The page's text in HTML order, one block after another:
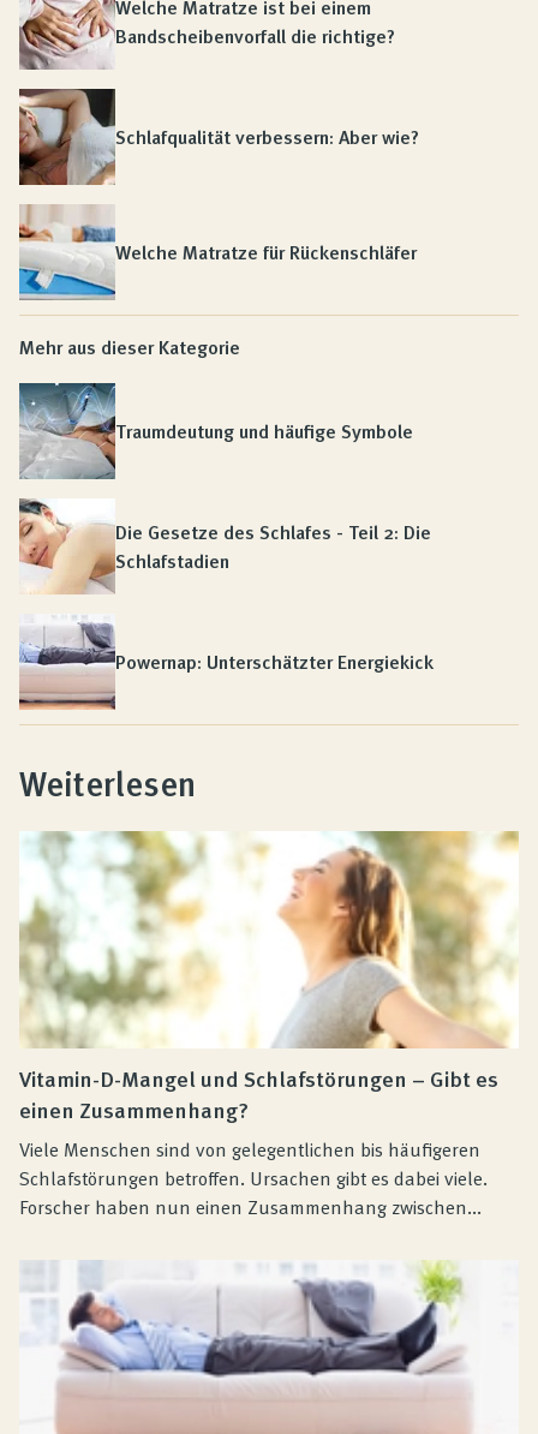
Welche Matratze ist bei einem
Bandscheibenvorfall die richtige?
Schlafqualität verbessern: Aber wie?
Welche Matratze für Rückenschläfer
Mehr aus dieser Kategorie
Traumdeutung und häufige Symbole
Die Gesetze des Schlafes - Teil 2: Die
Schlafstadien
Powernap: Unterschätzter Energiekick
Weiterlesen
Vitamin-D-Mangel und Schlafstörungen – Gibt es
einen Zusammenhang?
Viele Menschen sind von gelegentlichen bis häufigeren
Schlafstörungen betroffen. Ursachen gibt es dabei viele.
Forscher haben nun einen Zusammenhang zwischen...